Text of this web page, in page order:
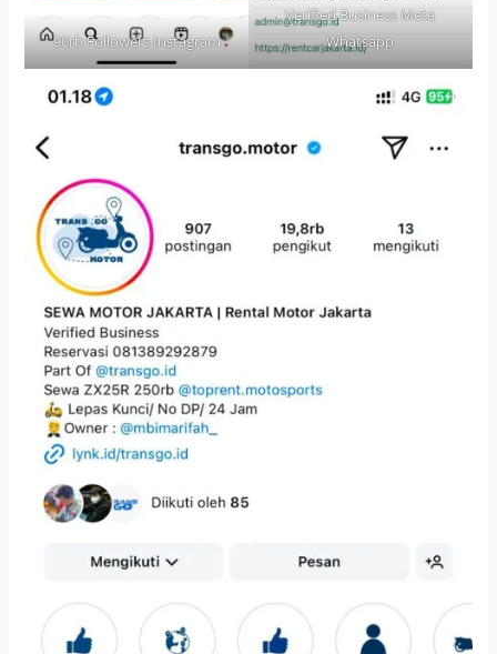
90rb Followers Instagram
Verified Business Meta
Whatsapp